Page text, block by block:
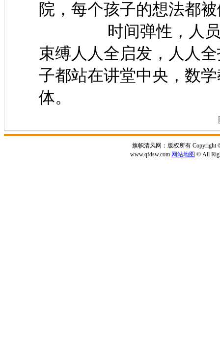
院，每个孩子的想法都
时间弹性，人员混
束缚人人全启发，人人
子都站在讲堂中央，数
体。
旗帜清风网：版权所有 Copyright
www.qfdsw.com 网站地图 © All